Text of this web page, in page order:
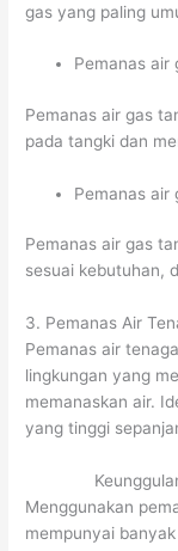
gas yang paling
Pemanas air
Pemanas air gas
pada tangki dan
Pemanas air
Pemanas air gas
sesuai kebutuhan,
3. Pemanas Air
Pemanas air
lingkungan yang
memanaskan air.
yang tinggi
Menggunakan
mempunyai